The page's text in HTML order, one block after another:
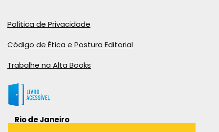
Política de Privacidade
Código de Ética e Postura Editorial
Trabalhe na Alta Books
Rio de Janeiro